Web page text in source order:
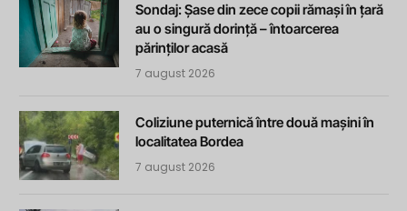
Sondaj: Șase din zece copii rămași în țară
au o singură dorință – întoarcerea
părinților acasă
7 august 2026
Coliziune puternică între două mașini în
localitatea Bordea
7 august 2026